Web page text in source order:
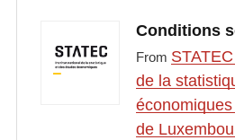
Conditions
From
de la
de